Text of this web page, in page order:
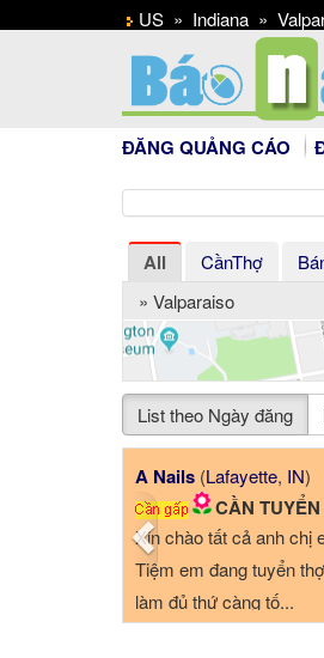
US » Indiana »
ĐĂNG QUẢNG CÁO
All CầnThợ
» Valparaiso
List theo Ngày đăng
cách Chicago 30 phút xe...
bao lương $1,000- $1,500.
pedicure $1,000. Có chỗ
Previous